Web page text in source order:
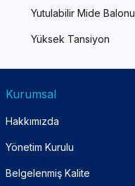
Yutulabilir Mide Balonu
Yüksek Tansiyon
Kurumsal
Hakkımızda
Yönetim Kurulu
Belgelenmiş Kalite